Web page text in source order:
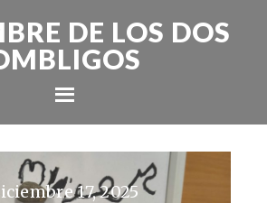
DE LOS DOS
17, 2025